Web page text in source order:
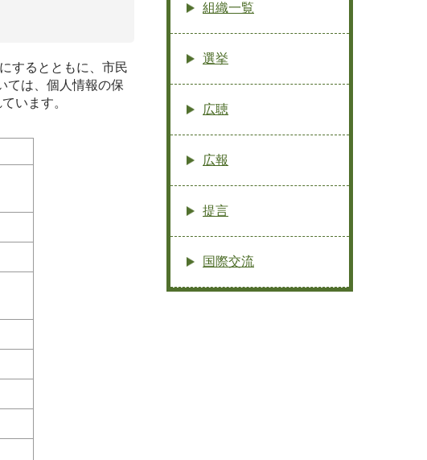
するとともに、市民
ては、個人情報の保
います。
組織一覧
選挙
広聴
広報
提言
国際交流